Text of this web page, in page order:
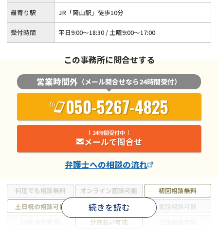
何度でも相談無料 オンライン面談可能
初回相談無料
土日祝の相談可能
19時以降電話可能
電話相談可能
分割払い可能
続きを読む
最寄り駅 JR「岡山駅」徒歩10分
受付時間 平日9:00～18:30 / 土曜9:00～17:00
この事務所に問合せする
営業時間外 （メール問合せなら24時間受付）
050-5267-4825
24時間受付中
メールで問合せ
弁護士への相談の流れ